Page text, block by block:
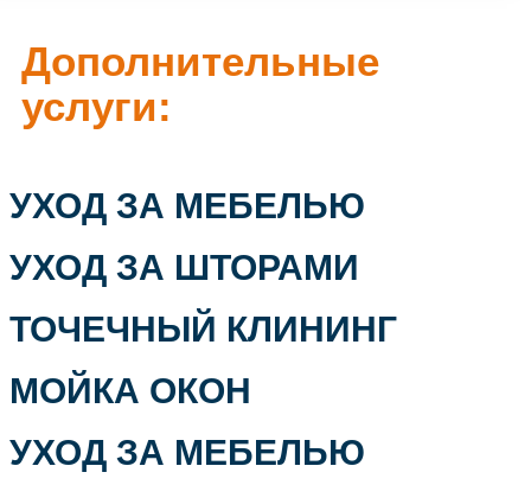
Дополнительные
услуги:
УХОД ЗА МЕБЕЛЬЮ
УХОД ЗА ШТОРАМИ
ТОЧЕЧНЫЙ КЛИНИНГ
МОЙКА ОКОН
УХОД ЗА МЕБЕЛЬЮ